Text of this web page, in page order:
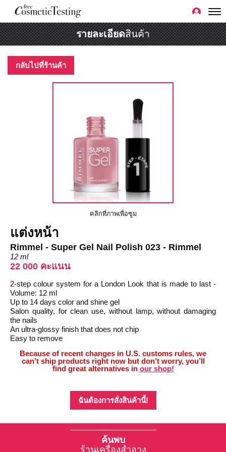
รายละเอียดสินค้า
กลับไปที่ร้านค้า
คลิกที่ภาพเพื่อซูม
แต่งหน้า
Rimmel - Super Gel Nail Polish 023 - Rimmel
12 ml
22 000 คะแนน
2-step colour system for a London Look that is made to last -
Volume: 12 ml
Up to 14 days color and shine gel
Salon quality, for clean use, without lamp, without damaging
the nails
An ultra-glossy finish that does not chip
Easy to remove
Because of recent changes in U.S. customs rules, we
can’t ship products right now but don’t worry, you’ll
find great alternatives in our shop!
ฉันต้องการสั่งสินค้านี้!
ค้นพบ
ร้านเครื่องสำอาง